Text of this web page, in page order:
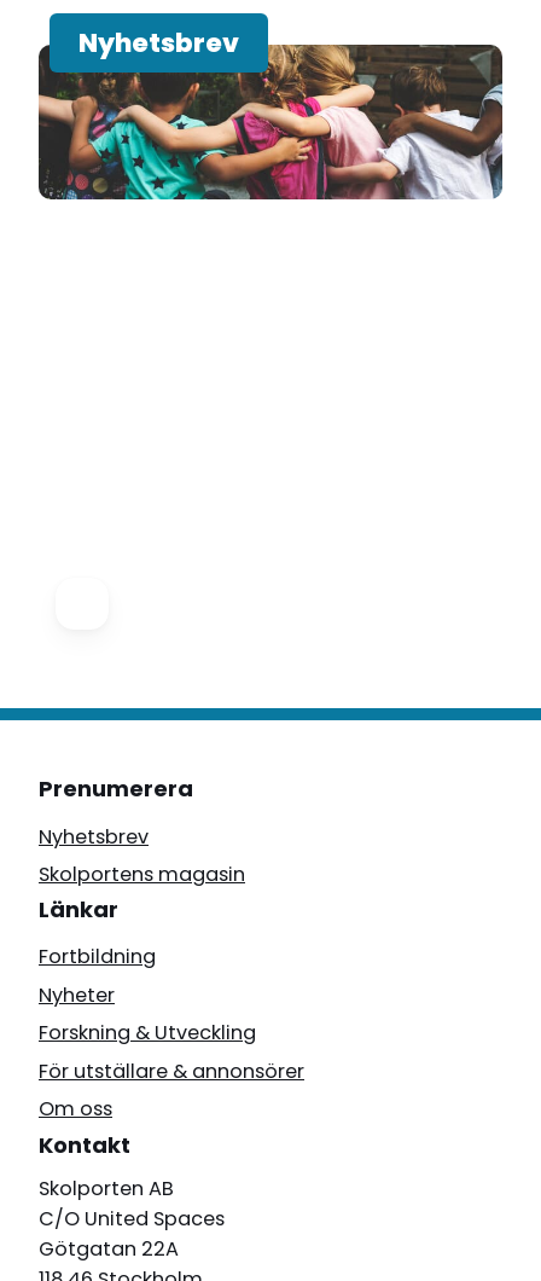
Nyhetsbrev
Prenumerera
Nyhetsbrev
Skolportens magasin
Länkar
Fortbildning
Nyheter
Forskning & Utveckling
För utställare & annonsörer
Om oss
Kontakt
Skolporten AB
C/O United Spaces
Götgatan 22A